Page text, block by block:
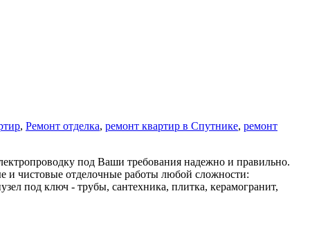
, Ремонт отделка, ремонт квартир в Спутнике, ремонт
под Ваши требования надежно и правильно.
и чистовые отделочные работы любой сложности:
под ключ - трубы, сантехника, плитка, керамогранит,